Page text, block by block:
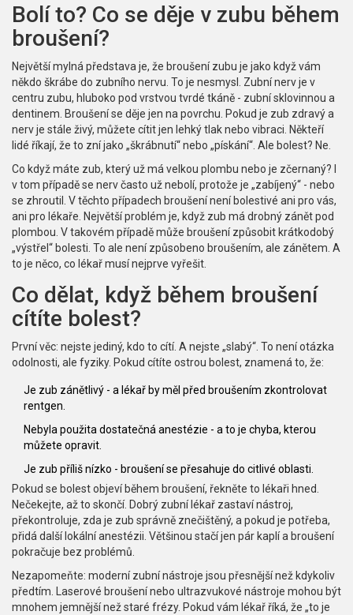
Bolí to? Co se děje v zubu během
broušení?
Největší mylná představa je, že broušení zubu je jako když vám
někdo škrábe do zubního nervu. To je nesmysl. Zubní nerv je v
centru zubu, hluboko pod vrstvou tvrdé tkáně - zubní sklovinnou a
dentinem. Broušení se děje jen na povrchu. Pokud je zub zdravý a
nerv je stále živý, můžete cítit jen lehký tlak nebo vibraci. Někteří
lidé říkají, že to zní jako „škrábnutí“ nebo „pískání“. Ale bolest? Ne.
Co když máte zub, který už má velkou plombu nebo je zčernaný? I
v tom případě se nerv často už nebolí, protože je „zabíjený“ - nebo
se zhroutil. V těchto případech broušení není bolestivé ani pro vás,
ani pro lékaře. Největší problém je, když zub má drobný zánět pod
plombou. V takovém případě může broušení způsobit krátkodobý
„výstřel“ bolesti. To ale není způsobeno broušením, ale zánětem. A
to je něco, co lékař musí nejprve vyřešit.
Co dělat, když během broušení
cítíte bolest?
První věc: nejste jediný, kdo to cítí. A nejste „slabý“. To není otázka
odolnosti, ale fyziky. Pokud cítíte ostrou bolest, znamená to, že:
Je zub zánětlivý - a lékař by měl před broušením zkontrolovat
rentgen.
Nebyla použita dostatečná anestézie - a to je chyba, kterou
můžete opravit.
Je zub příliš nízko - broušení se přesahuje do citlivé oblasti.
Pokud se bolest objeví během broušení, řekněte to lékaři hned.
Nečekejte, až to skončí. Dobrý zubní lékař zastaví nástroj,
překontroluje, zda je zub správně znečištěný, a pokud je potřeba,
přidá další lokální anestézii. Většinou stačí jen pár kaplí a broušení
pokračuje bez problémů.
Nezapomeňte: moderní zubní nástroje jsou přesnější než kdykoliv
předtím. Laserové broušení nebo ultrazvukové nástroje mohou být
mnohem jemnější než staré frézy. Pokud vám lékař říká, že „to je